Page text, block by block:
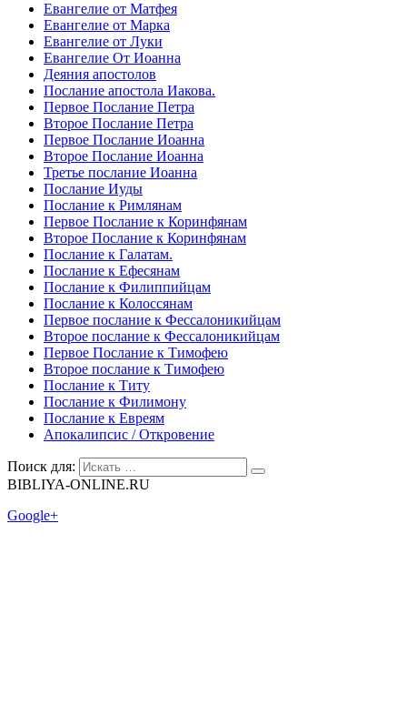
Евангелие от Матфея
Евангелие от Марка
Евангелие от Луки
Евангелие От Иоанна
Деяния апостолов
Послание апостола Иакова.
Первое Послание Петра
Второе Послание Петра
Первое Послание Иоанна
Второе Послание Иоанна
Третье послание Иоанна
Послание Иуды
Послание к Римлянам
Первое Послание к Коринфянам
Второе Послание к Коринфянам
Послание к Галатам.
Послание к Ефесянам
Послание к Филиппийцам
Послание к Колоссянам
Первое послание к Фессалоникийцам
Второе послание к Фессалоникийцам
Первое Послание к Тимофею
Второе послание к Тимофею
Послание к Титу
Послание к Филимону
Послание к Евреям
Апокалипсис / Откровение
Поиск для:
BIBLIYA-ONLINE.RU
Google+